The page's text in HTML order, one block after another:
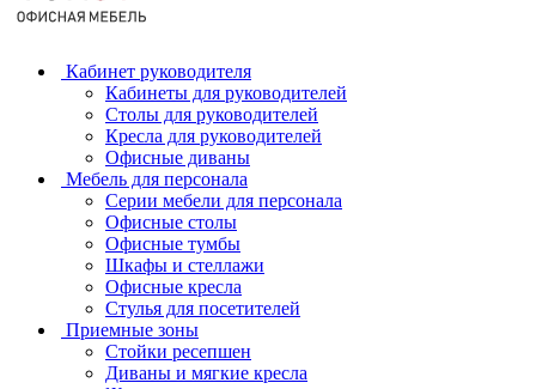
Кабинет руководителя
Кабинеты для руководителей
Столы для руководителей
Кресла для руководителей
Офисные диваны
Мебель для персонала
Серии мебели для персонала
Офисные столы
Офисные тумбы
Шкафы и стеллажи
Офисные кресла
Стулья для посетителей
Приемные зоны
Стойки ресепшен
Диваны и мягкие кресла